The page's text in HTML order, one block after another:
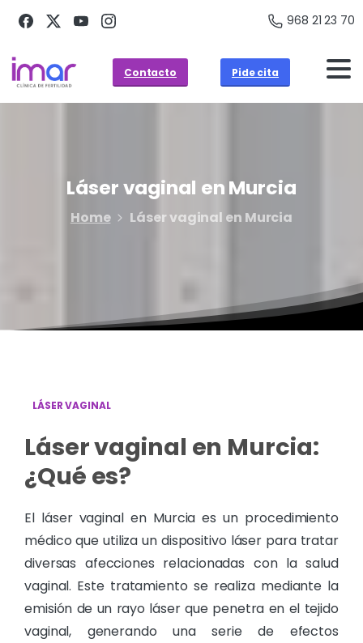
968 21 23 70
Contacto Pide cita
Láservaginal enMurcia
Home Láser vaginal en Murcia
LÁSER VAGINAL
Láser vaginal en Murcia:
¿Qué es?
El láser vaginal en Murcia es un procedimiento
médico que utiliza un dispositivo láser para tratar
diversas afecciones relacionadas con la salud
vaginal. Este tratamiento se realiza mediante la
emisión de un rayo láser que penetra en el tejido
vaginal, generando una serie de efectos